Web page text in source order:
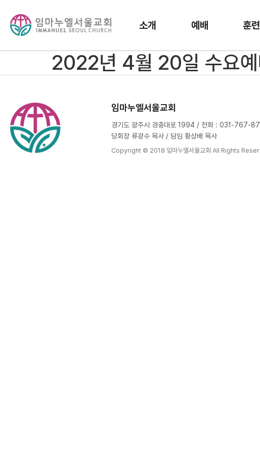
소개 예배 훈련
2022년 4월 20일 수요예
임마누엘서울교회
경기도 광주시 경충대로 1994 / 전화 : 031-767-
당회장 류광수 목사 / 담임 황상배 목사
Copyright © 2018 임마누엘서울교회 All Rights